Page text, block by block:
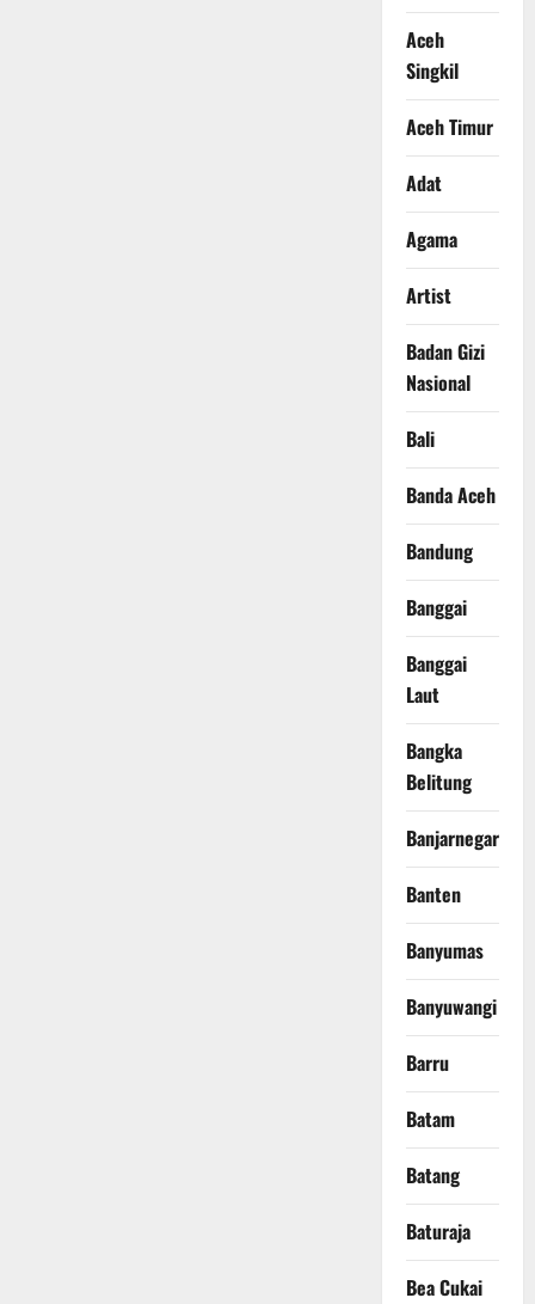
Aceh
Singkil
Aceh Timur
Adat
Agama
Artist
Badan Gizi
Nasional
Bali
Banda Aceh
Bandung
Banggai
Banggai
Laut
Bangka
Belitung
Banjarnegara
Banten
Banyumas
Banyuwangi
Barru
Batam
Batang
Baturaja
Bea Cukai